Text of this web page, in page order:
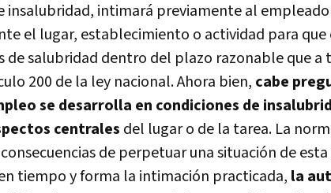
insalubridad, intimará previamente al
el lugar, establecimiento o actividad para
de salubridad dentro del plazo razonable que
200 de la ley nacional. Ahora bien, cabe
se desarrolla en condiciones de
centrales del lugar o de la tarea. La
de perpetuar una situación de
tiempo y forma la intimación practicada, la